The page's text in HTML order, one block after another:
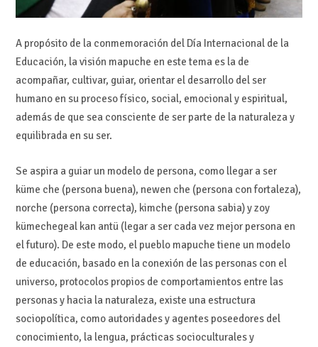
A propósito de la conmemoración del Día Internacional de la
Educación, la visión mapuche en este tema es la de
acompañar, cultivar, guiar, orientar el desarrollo del ser
humano en su proceso físico, social, emocional y espiritual,
además de que sea consciente de ser parte de la naturaleza y
equilibrada en su ser.
Se aspira a guiar un modelo de persona, como llegar a ser
küme che (persona buena), newen che (persona con fortaleza),
norche (persona correcta), kimche (persona sabia) y zoy
kümechegeal kan antü (legar a ser cada vez mejor persona en
el futuro). De este modo, el pueblo mapuche tiene un modelo
de educación, basado en la conexión de las personas con el
universo, protocolos propios de comportamientos entre las
personas y hacia la naturaleza, existe una estructura
sociopolítica, como autoridades y agentes poseedores del
conocimiento, la lengua, prácticas socioculturales y